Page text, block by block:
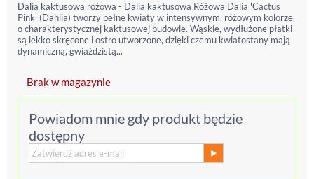
Dalia kaktusowa różowa - Dalia kaktusowa Różowa Dalia 'Cactus
Pink' (Dahlia) tworzy pełne kwiaty w intensywnym, różowym kolorze
o charakterystycznej kaktusowej budowie. Wąskie, wydłużone płatki
są lekko skręcone i ostro utworzone, dzięki czemu kwiatostany mają
dynamiczną, gwiaździstą...
Brak w magazynie
Powiadom mnie gdy produkt będzie
dostępny